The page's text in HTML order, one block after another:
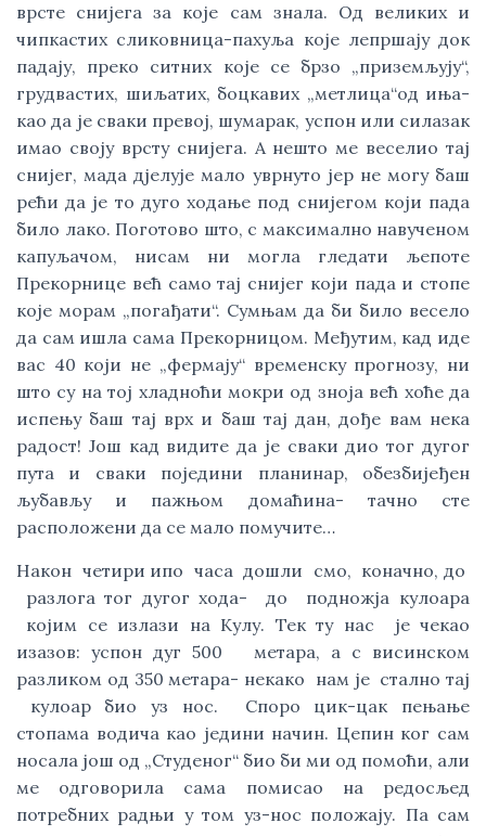
врсте снијега за које сам знала. Од великих и
чипкастих сликовница-пахуља које лепршају док
падају, преко ситних које се брзо „приземљују“,
грудвастих, шиљатих, боцкавих „метлица“од иња-
као да је сваки превој, шумарак, успон или силазак
имао своју врсту снијега. А нешто ме веселио тај
снијег, мада дјелује мало уврнуто јер не могу баш
рећи да је то дуго ходање под снијегом који пада
било лако. Поготово што, с максимално навученом
капуљачом, нисам ни могла гледати љепоте
Прекорнице већ само тај снијег који пада и стопе
које морам „погађати“. Сумњам да би било весело
да сам ишла сама Прекорницом. Међутим, кад иде
вас 40 који не „фермају“ временску прогнозу, ни
што су на тој хладноћи мокри од зноја већ хоће да
испењу баш тај врх и баш тај дан, дође вам нека
радост! Још кад видите да је сваки дио тог дугог
пута и сваки поједини планинар, обезбијеђен
љубављу и пажњом домаћина- тачно сте
расположени да се мало помучите…
Након четири ипо часа дошли смо, коначно, до
разлога тог дугог хода- до подножја кулоара
којим се излази на Кулу. Тек ту нас је чекао
изазов: успон дуг 500 метара, а с висинском
разликом од 350 метара- некако нам је стално тај
кулоар био уз нос. Споро цик-цак пењање
стопама водича као једини начин. Цепин ког сам
носала још од „Студеног“ био би ми од помоћи, али
ме одговорила сама помисао на редосљед
потребних радњи у том уз-нос положају. Па сам